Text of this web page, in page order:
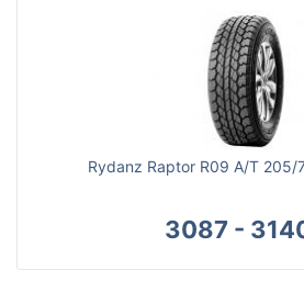
Rydanz Raptor R09 A/T 205/
3087 -